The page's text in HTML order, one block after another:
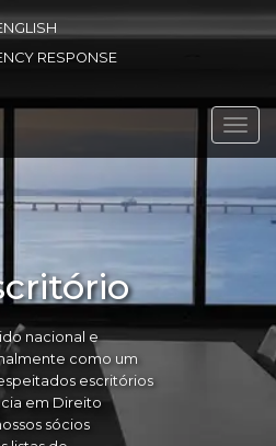
RESPONSE
nacional e
como um
escritórios
em Direito
sócios